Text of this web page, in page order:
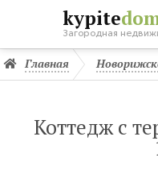
kypite
Загородная
Главная
Коттедж с